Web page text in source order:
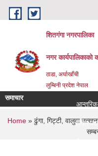
Skip to main content
शितगंगा नगरपालिका
नगर कार्यपालिकाकाे
ठाडा, अर्घाखाँची
लुम्बिनी प्रदेश नेपाल
समाचार
आन्तरिक
रिक्त
You are here
Home» ढुंगा, गिट्टी, वालुवा